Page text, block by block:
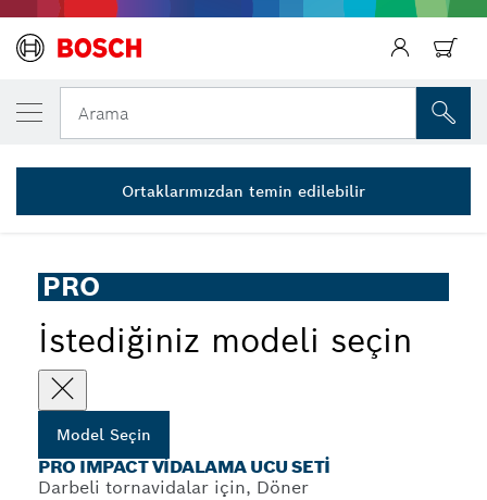
Arama
... PRO Impact Vidalama Ucu Seti, 24 parça
PRO
İstediğiniz modeli seçin
Model Seçin
PRO IMPACT VIDALAMA UCU SETI
Darbeli tornavidalar için, Döner
SEÇTIĞINIZ MODEL
PRO Impact Vidalama Ucu Seti, 24 parça
2 608 521 U75
Ortaklarımızdan temin edilebilir